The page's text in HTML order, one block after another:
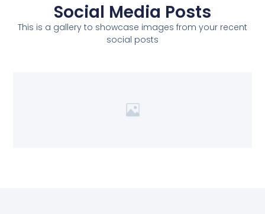
Social Media Posts
This is a gallery to showcase images from your recent
social posts